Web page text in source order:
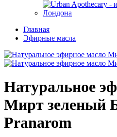
Главная
Эфирные масла
Натуральное
Мирт зеленый
Pranarom